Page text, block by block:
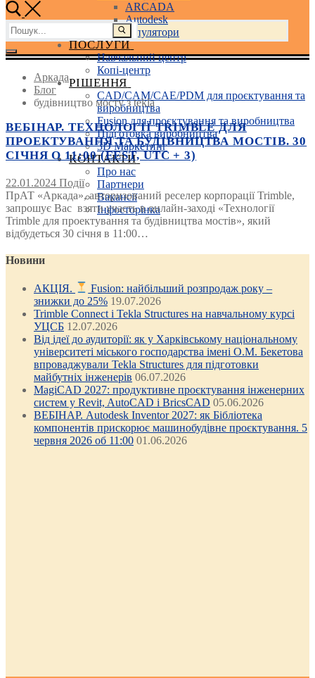
ARCADA
Autodesk
3D маніпулятори
ПОСЛУГИ
Навчальний центр
Копі-центр
РІШЕННЯ
CAD/CAM/CAE/PDM для проєктування та
виробництва
Fusion для проєктування та виробництва
Підготовка виробництва
3D Маркетинг
КОНТАКТИ
Про нас
Партнери
Вакансії
Інфосторінка
Пошук:
Аркада
Блог
будівництво мосту з tekla
ВЕБІНАР. ТЕХНОЛОГІЇ TRIMBLE ДЛЯ
ПРОЕКТУВАННЯ ТА БУДІВНИЦТВА МОСТІВ. 30
СІЧНЯ О 11:00 (EEST, UTC + 3)
22.01.2024 Події
ПрАТ «Аркада», авторизований реселер корпорації Trimble,
запрошує Вас взяти участь в онлайн-заході «Технології
Trimble для проектування та будівництва мостів», який
відбудеться 30 січня в 11:00…
Новини
АКЦІЯ.
Fusion: найбільший розпродаж року –
знижки до 25% 19.07.2026
Trimble Connect і Tekla Structures на навчальному курсі
УЦСБ 12.07.2026
Від ідеї до аудиторії: як у Харківському національному
університеті міського господарства імені О.М. Бекетова
впроваджували Tekla Structures для підготовки
майбутніх інженерів 06.07.2026
MagiCAD 2027: продуктивне проєктування інженерних
систем у Revit, AutoCAD і BricsCAD 05.06.2026
ВЕБІНАР. Autodesk Inventor 2027: як Бібліотека
компонентів прискорює машинобудівне проєктування. 5
червня 2026 об 11:00 01.06.2026